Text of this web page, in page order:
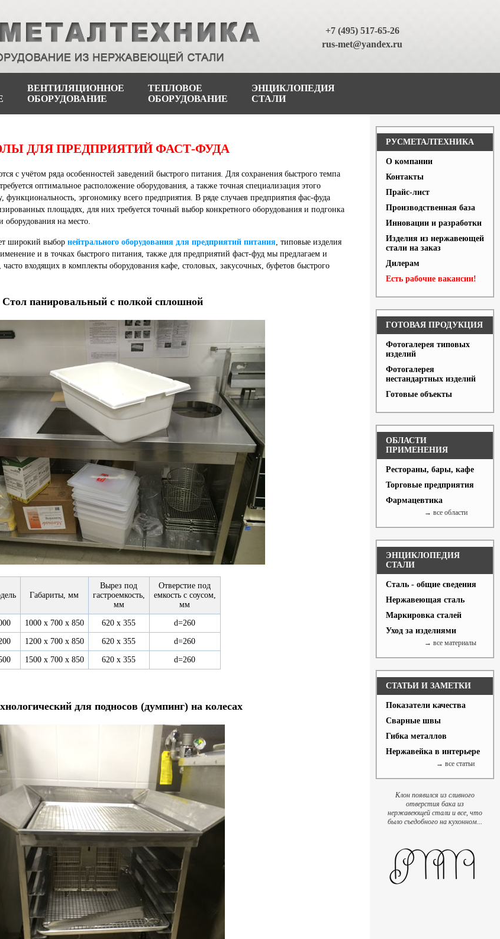
+7 (495) 517-65-26
rus-met@yandex.ru
ВЕНТИЛЯЦИОННОЕ
ОБОРУДОВАНИЕ
ТЕПЛОВОЕ
ОБОРУДОВАНИЕ
ЭНЦИКЛОПЕДИЯ
СТАЛИ
ДЛЯ ПРЕДПРИЯТИЙ ФАСТ-ФУДА
с учётом ряда особенностей заведений быстрого питания. Для сохранения быстрого темпа
оптимальное расположение оборудования, а также точная специализация этого
функциональность, эргономику всего предприятия. В ряде случаев предприятия фас-фуда
площадях, для них требуется точный выбор конкретного оборудования и подгонка
оборудования на место.
широкий выбор нейтрального оборудования для предприятий питания, типовые изделия
и в точках быстрого питания, также для предприятий фаст-фуд мы предлагаем и
входящих в комплекты оборудования кафе, столовых, закусочных, буфетов быстрого
Стол панировальный с полкой сплошной
Габариты, мм
Вырез под
гастроемкость,
мм
Отверстие под
емкость с соусом,
мм
1000 х 700 х 850 620 х 355 d=260
1200 х 700 х 850 620 х 355 d=260
1500 х 700 х 850 620 х 355 d=260
для подносов (думпинг) на колесах
РУСМЕТАЛТЕХНИКА
О компании
Контакты
Прайс-лист
Производственная база
Инновации и разработки
Изделия из нержавеющей
стали на заказ
Дилерам
Есть рабочие вакансии!
ГОТОВАЯ ПРОДУКЦИЯ
Фотогалерея типовых
изделий
Фотогалерея
нестандартных изделий
Готовые объекты
ОБЛАСТИ
ПРИМЕНЕНИЯ
Рестораны, бары, кафе
Торговые предприятия
Фармацевтика
→ все области
ЭНЦИКЛОПЕДИЯ
СТАЛИ
Сталь - общие сведения
Нержавеющая сталь
Маркировка сталей
Уход за изделиями
→ все материалы
СТАТЬИ И ЗАМЕТКИ
Показатели качества
Сварные швы
Гибка металлов
Нержавейка в интерьере
→ все статьи
Клон появился из сливного
отверстия бака из
нержавеющей стали и все, что
было съедобного на кухонном...